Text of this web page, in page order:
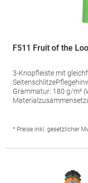
F511 Fruit of the
3-Knopfleiste mit
Grammatur: 180 g/m²
Produktsicherheit: Herst.-Nr.: 63-
* Preise inkl. gesetzlicher